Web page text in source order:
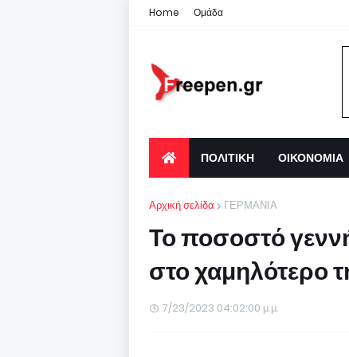
Home Ομάδα
ΠΟΛΙΤΙΚΗ ΟΙΚΟΝΟΜΙΑ
Αρχική σελίδα ΓΕΡΜΑΝΙΑ
Το ποσοστό
στο χαμηλότερο
7/23/2023 04:02:00 μ.μ.